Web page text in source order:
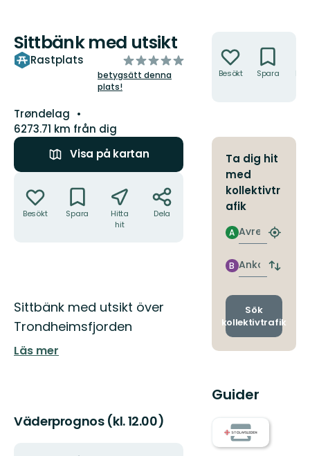
Sittbänk med utsikt
Rastplats
av
5
stjärnor
betygsätt denna
plats!
Län:
Trøndelag
6273.71 km från dig
Visa på kartan
Besökt Spara
Hitta
hit
Dela
Beskrivning
Sittbänk med utsikt över
Trondheimsfjorden
Läs mer
Väderprognos (kl. 12.00)
Besökt Spara
Ta dig hit
med
kollektivtr
afik
Avresa
A
Hitta
Ankomst
B
Byt
och
Sök
kollektivtrafik
Guider